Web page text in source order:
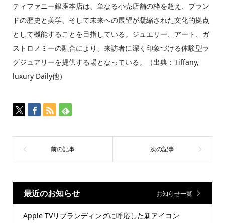
ティファニー銀座本店は、単なる小売店舗の枠を超え、ブラン
ドの歴史と美学、そして未来への展望が凝縮された文化的拠点
として機能することを目指している。ジュエリー、アート、ガ
ストロノミーの融合により、来訪者に深く印象づける体験型ラ
グジュアリーを提供する場となっている。（出典：Tiffany,
luxury Daily他）
最近のお知らせ お知らせ一覧
Apple TVリブランディングに呼応した新アイコン